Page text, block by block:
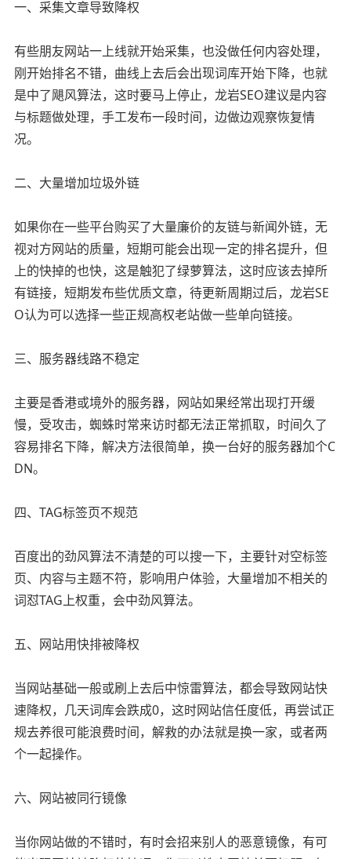
一、采集文章导致降权
有些朋友网站一上线就开始采集，也没做任何内容处理，
刚开始排名不错，曲线上去后会出现词库开始下降，也就
是中了飓风算法，这时要马上停止，龙岩SEO建议是内容
与标题做处理，手工发布一段时间，边做边观察恢复情
况。
二、大量增加垃圾外链
如果你在一些平台购买了大量廉价的友链与新闻外链，无
视对方网站的质量，短期可能会出现一定的排名提升，但
上的快掉的也快，这是触犯了绿萝算法，这时应该去掉所
有链接，短期发布些优质文章，待更新周期过后，龙岩SE
O认为可以选择一些正规高权老站做一些单向链接。
三、服务器线路不稳定
主要是香港或境外的服务器，网站如果经常出现打开缓
慢，受攻击，蜘蛛时常来访时都无法正常抓取，时间久了
容易排名下降，解决方法很简单，换一台好的服务器加个C
DN。
四、TAG标签页不规范
百度出的劲风算法不清楚的可以搜一下，主要针对空标签
页、内容与主题不符，影响用户体验，大量增加不相关的
词怼TAG上权重，会中劲风算法。
五、网站用快排被降权
当网站基础一般或刷上去后中惊雷算法，都会导致网站快
速降权，几天词库会跌成0，这时网站信任度低，再尝试正
规去养很可能浪费时间，解救的办法就是换一家，或者两
个一起操作。
六、网站被同行镜像
当你网站做的不错时，有时会招来别人的恶意镜像，有可